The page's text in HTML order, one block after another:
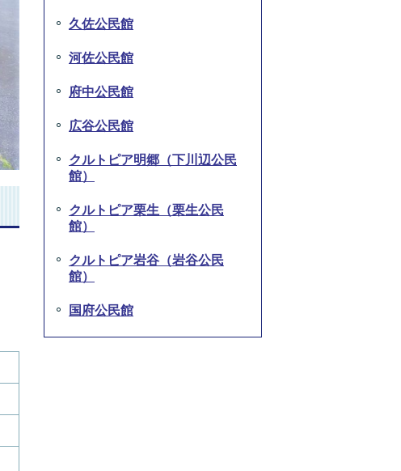
久佐公民館
河佐公民館
府中公民館
広谷公民館
クルトピア明郷（下川辺公民
館）
クルトピア栗生（栗生公民
館）
クルトピア岩谷（岩谷公民
館）
国府公民館